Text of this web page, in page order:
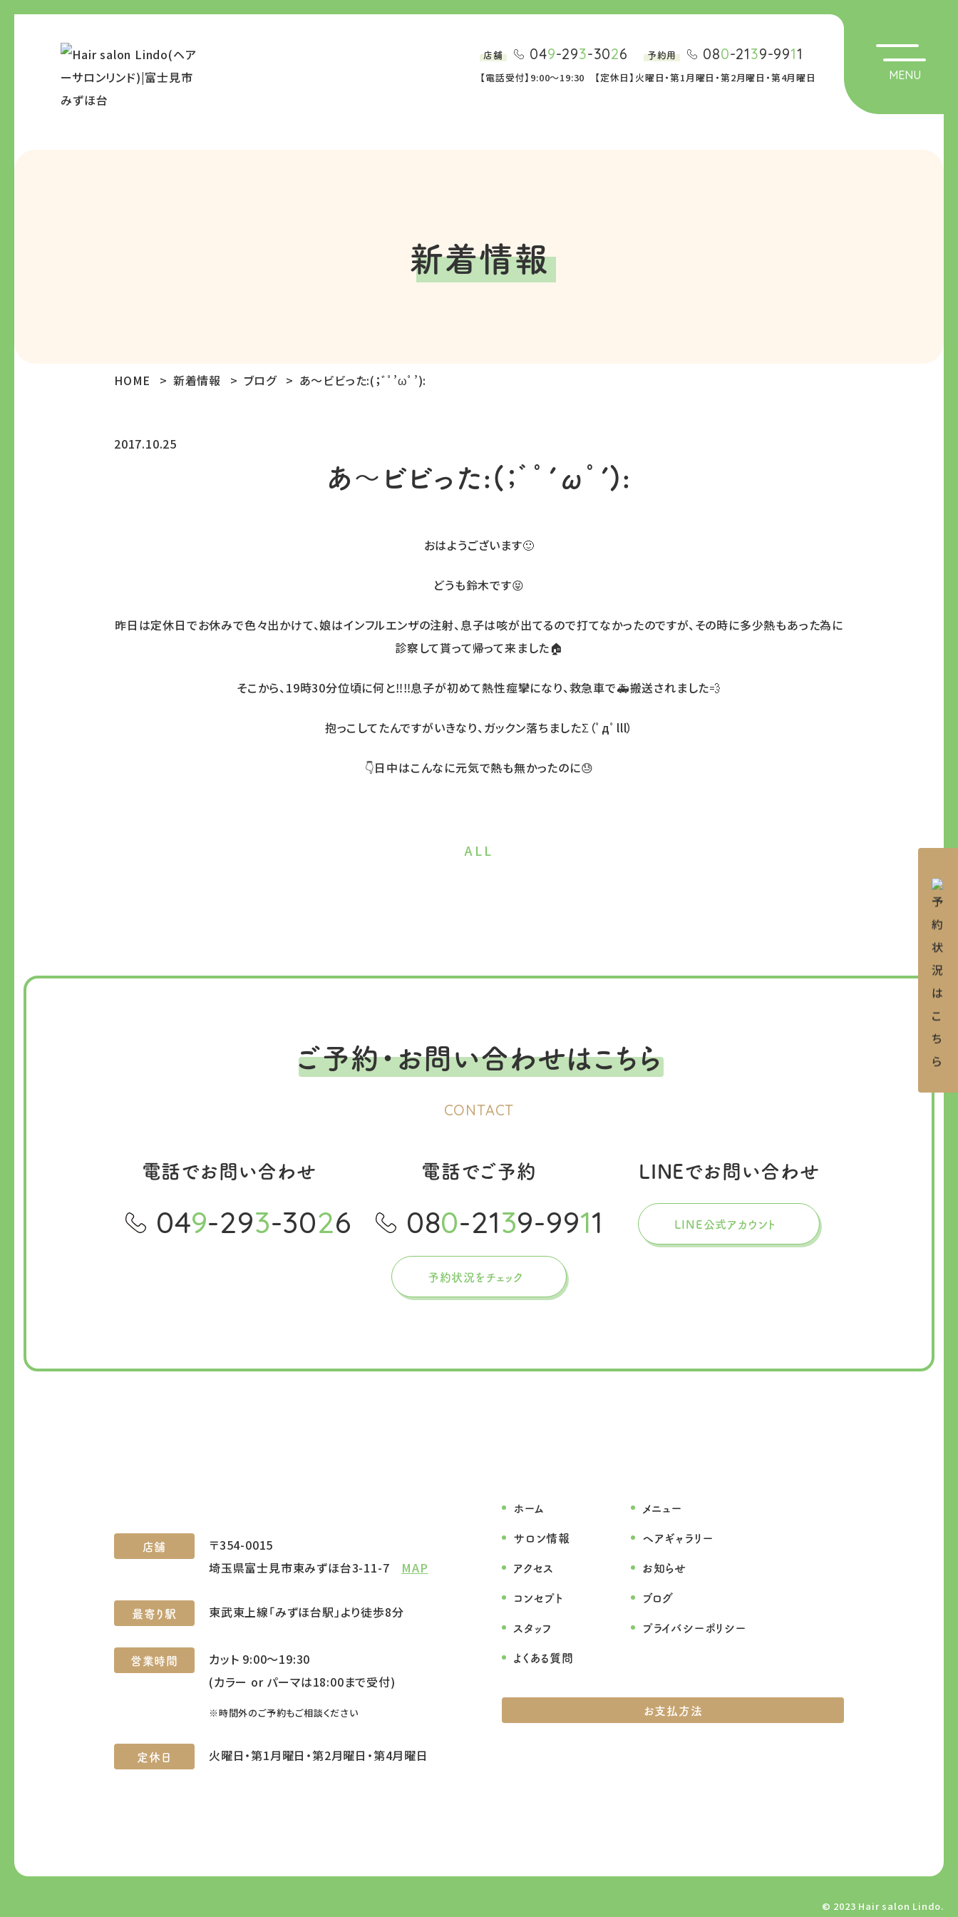
店舗 049-293-3026 予約用 080-2139-9911
【電話受付】9:00～19:30 【定休日】火曜日・第1月曜日・第2月曜日・第4月曜日 MENU
新着情報
HOME 新着情報 ブログ あ〜ビビった:(；ﾞﾟ’ωﾟ’):
2017.10.25
あ〜ビビった:(；ﾞﾟ’ωﾟ’):
おはようございます🙂
どうも鈴木です😝
昨日は定休日でお休みで色々出かけて、娘はインフルエンザの注射、息子は咳が出てるので打てなかったのですが、その時に多少熱もあった為に
診察して貰って帰って来ました🏠
そこから、19時30分位頃に何と‼️‼️息子が初めて熱性痙攣になり、救急車で🚑搬送されました💨
抱っこしてたんですがいきなり、ガックン落ちましたΣ（ﾟдﾟlll）
👇日中はこんなに元気で熱も無かったのに😓
ALL
ご予約・お問い合わせはこちら
CONTACT
電話でお問い合わせ
049-293-3026
電話でご予約
080-2139-9911
予約状況をチェック
LINEでお問い合わせ
LINE公式アカウント
店舗
〒354-0015
埼玉県富士見市東みずほ台3-11-7 MAP
最寄り駅 東武東上線「みずほ台駅」より徒歩8分
営業時間
カット 9:00～19:30
(カラー or パーマは18:00まで受付)
※時間外のご予約もご相談ください
定休日 火曜日・第1月曜日・第2月曜日・第4月曜日
ホーム
サロン情報
アクセス
コンセプト
スタッフ
よくある質問
メニュー
ヘアギャラリー
お知らせ
ブログ
プライバシーポリシー
お支払方法
© 2023 Hair salon Lindo.